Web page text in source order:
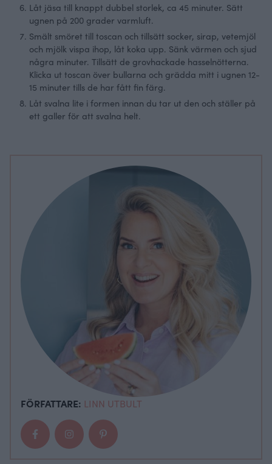
Låt jäsa till knappt dubbel storlek, ca 45 minuter. Sätt
ugnen på 200 grader varmluft.
Smält smöret till toscan och tillsätt socker, sirap, vetemjöl
och mjölk vispa ihop, låt koka upp. Sänk värmen och sjud
några minuter. Tillsätt de grovhackade hasselnötterna.
Klicka ut toscan över bullarna och grädda mitt i ugnen 12-
15 minuter tills de har fått fin färg.
Låt svalna lite i formen innan du tar ut den och ställer på
ett galler för att svalna helt.
FÖRFATTARE: LINN UTBULT